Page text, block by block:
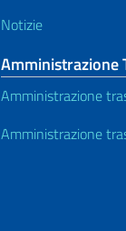
Notizie
Amministrazione
Amministrazione
Amministrazione